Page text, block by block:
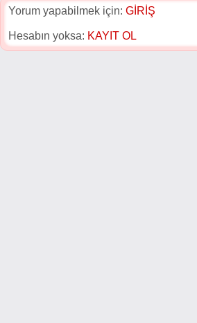
Yorum yapabilmek için: GİRİŞ
Hesabın yoksa: KAYIT OL